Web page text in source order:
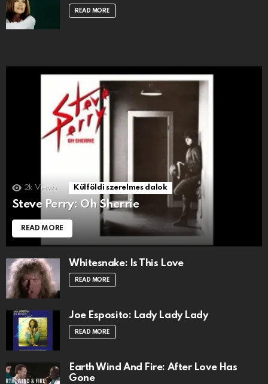
READ MORE
2k Views Külföldi szerelmes dalok
Steve Perry: Oh Sherrie
READ MORE
Whitesnake: Is This Love
READ MORE
Joe Esposito: Lady Lady Lady
READ MORE
Earth Wind And Fire: After Love Has
Gone